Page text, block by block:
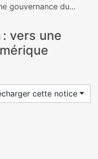
gouvernance du...
: vers une
cette notice